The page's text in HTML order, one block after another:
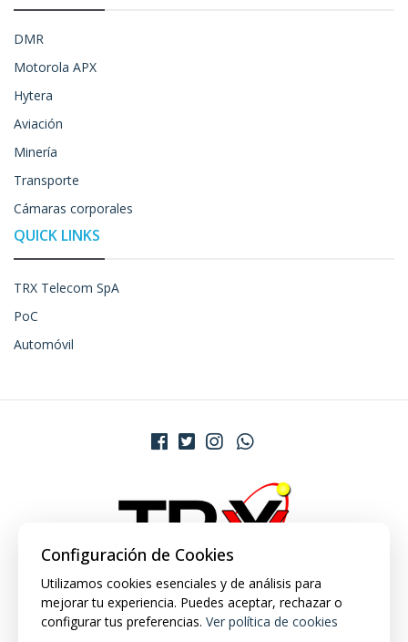
DMR
Motorola APX
Hytera
Aviación
Minería
Transporte
Cámaras corporales
QUICK LINKS
TRX Telecom SpA
PoC
Automóvil
Configuración de Cookies
Utilizamos cookies esenciales y de análisis para
mejorar tu experiencia. Puedes aceptar, rechazar o
configurar tus preferencias. Ver política de cookies